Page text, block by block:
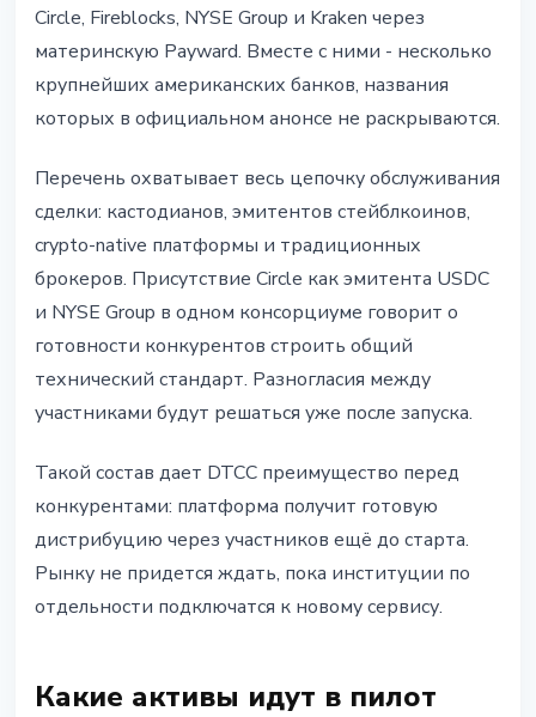
Circle, Fireblocks, NYSE Group и Kraken через
материнскую Payward. Вместе с ними - несколько
крупнейших американских банков, названия
которых в официальном анонсе не раскрываются.
Перечень охватывает весь цепочку обслуживания
сделки: кастодианов, эмитентов стейблкоинов,
crypto-native платформы и традиционных
брокеров. Присутствие Circle как эмитента USDC
и NYSE Group в одном консорциуме говорит о
готовности конкурентов строить общий
технический стандарт. Разногласия между
участниками будут решаться уже после запуска.
Такой состав дает DTCC преимущество перед
конкурентами: платформа получит готовую
дистрибуцию через участников ещё до старта.
Рынку не придется ждать, пока институции по
отдельности подключатся к новому сервису.
Какие активы идут в пилот